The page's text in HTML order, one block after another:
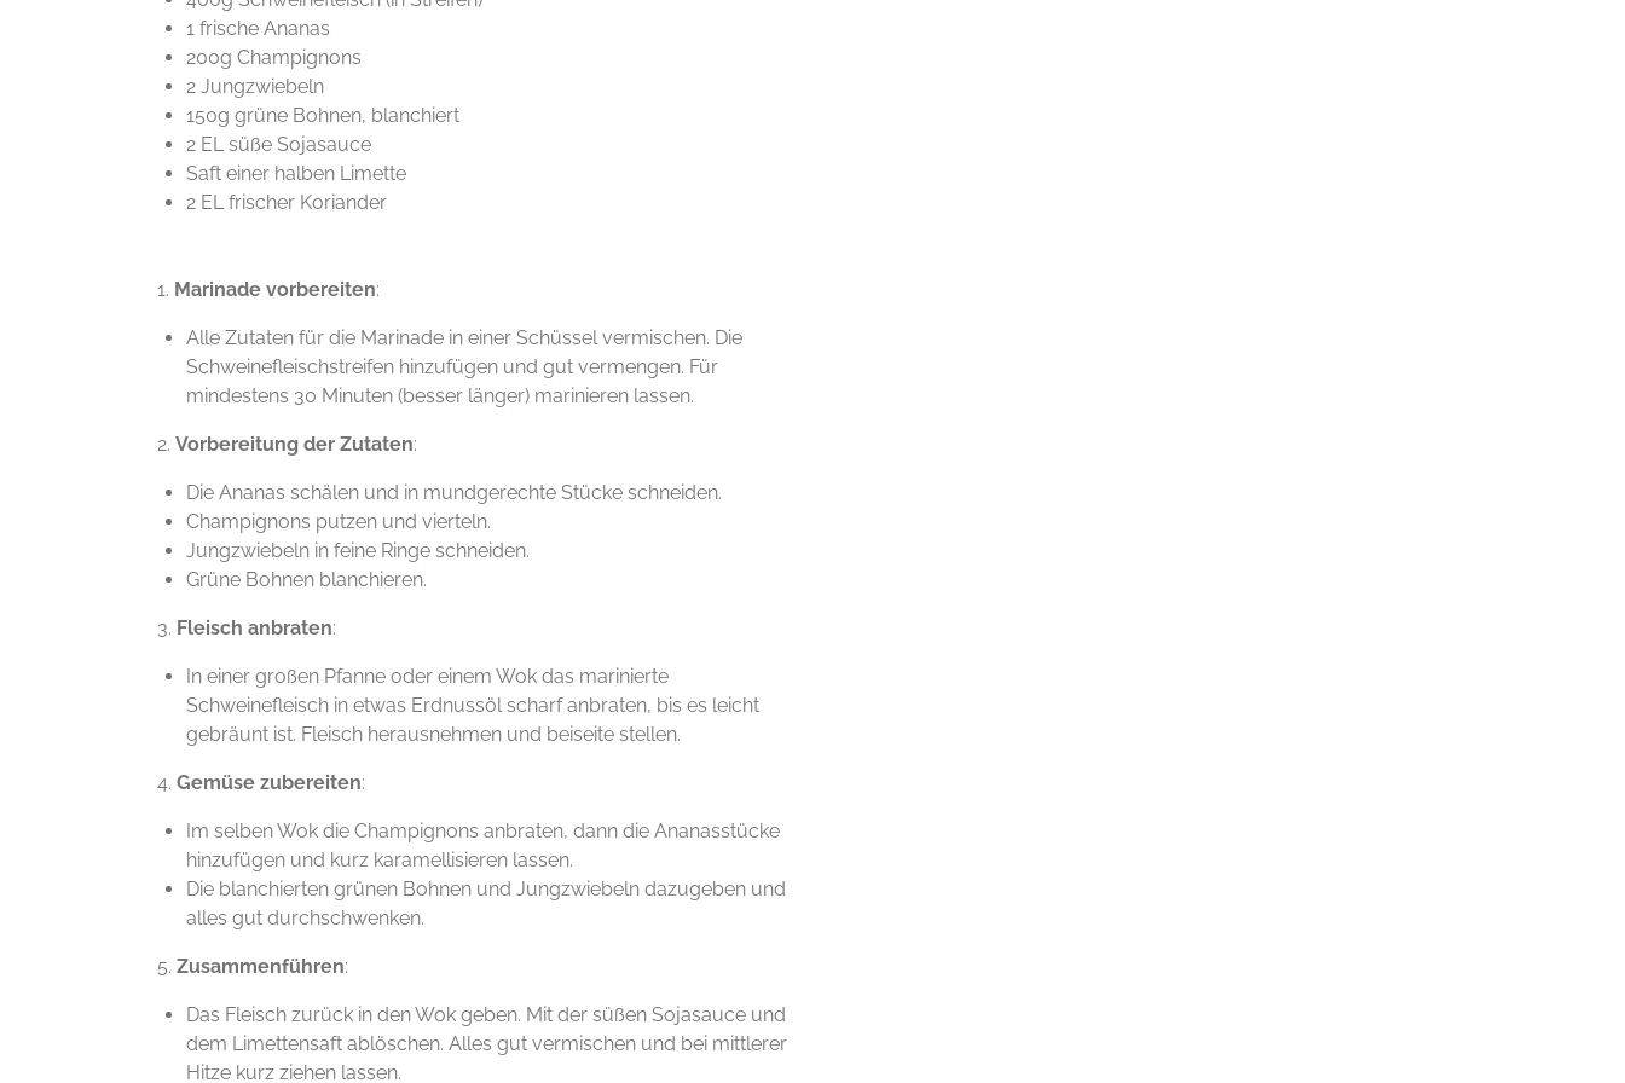
1 frische Ananas
200g Champignons
2 Jungzwiebeln
150g grüne Bohnen, blanchiert
2 EL süße Sojasauce
Saft einer halben Limette
2 EL frischer Koriander
1. Marinade vorbereiten:
Alle Zutaten für die Marinade in einer Schüssel vermischen. Die
Schweinefleischstreifen hinzufügen und gut vermengen. Für
mindestens 30 Minuten (besser länger) marinieren lassen.
2. Vorbereitung der Zutaten:
Die Ananas schälen und in mundgerechte Stücke schneiden.
Champignons putzen und vierteln.
Jungzwiebeln in feine Ringe schneiden.
Grüne Bohnen blanchieren.
3. Fleisch anbraten:
In einer großen Pfanne oder einem Wok das marinierte
Schweinefleisch in etwas Erdnussöl scharf anbraten, bis es leicht
gebräunt ist. Fleisch herausnehmen und beiseite stellen.
4. Gemüse zubereiten:
Im selben Wok die Champignons anbraten, dann die Ananasstücke
hinzufügen und kurz karamellisieren lassen.
Die blanchierten grünen Bohnen und Jungzwiebeln dazugeben und
alles gut durchschwenken.
5. Zusammenführen:
Das Fleisch zurück in den Wok geben. Mit der süßen Sojasauce und
dem Limettensaft ablöschen. Alles gut vermischen und bei mittlerer
Hitze kurz ziehen lassen.